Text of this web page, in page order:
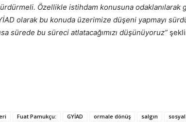
Özellikle istihdam konusuna odaklanılarak
olarak bu konuda üzerimize düşeni yapmayı
sürede bu süreci atlatacağımızı düşünüyoruz”
Fuat Pamukçu: GYİAD ormale dönüş salgın